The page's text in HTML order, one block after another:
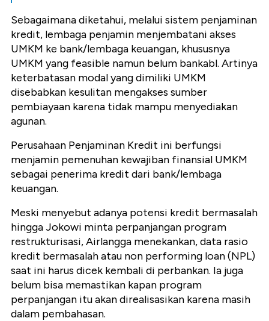
Sebagaimana diketahui, melalui sistem penjaminan
kredit, lembaga penjamin menjembatani akses
UMKM ke bank/lembaga keuangan, khususnya
UMKM yang feasible namun belum bankabl. Artinya
keterbatasan modal yang dimiliki UMKM
disebabkan kesulitan mengakses sumber
pembiayaan karena tidak mampu menyediakan
agunan.
Perusahaan Penjaminan Kredit ini berfungsi
menjamin pemenuhan kewajiban finansial UMKM
sebagai penerima kredit dari bank/lembaga
keuangan.
Meski menyebut adanya potensi kredit bermasalah
hingga Jokowi minta perpanjangan program
restrukturisasi, Airlangga menekankan, data rasio
kredit bermasalah atau non performing loan (NPL)
saat ini harus dicek kembali di perbankan. Ia juga
belum bisa memastikan kapan program
perpanjangan itu akan direalisasikan karena masih
dalam pembahasan.